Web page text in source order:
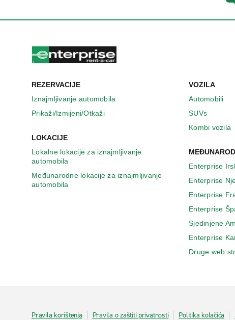
REZERVACIJE
Iznajmljivanje automobila
Prikaži/Izmijeni/Otkaži
LOKACIJE
Lokalne lokacije za iznajmljivanje
automobila
Međunarodne lokacije za iznajmljivanje
automobila
VOZILA
Automobili
SUVs
Kombi vozila
Enterprise
Enterprise
Enterprise
Enterprise
Sjedinjene
Enterprise
Druge web
Pravila korištenja Pravila o zaštiti privatnosti Politika kolačića